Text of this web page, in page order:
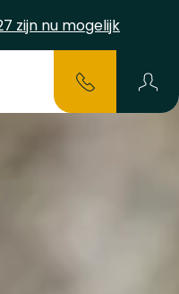
zijn nu mogelijk